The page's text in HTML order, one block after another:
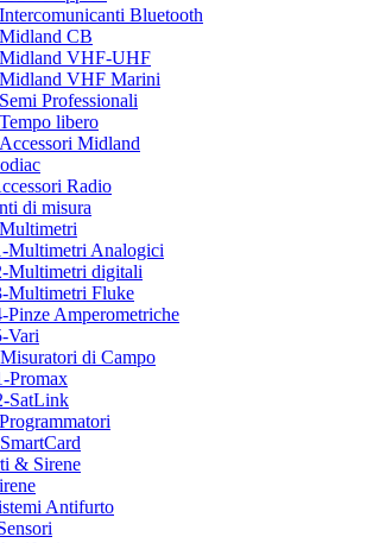
Bluetooth
CB
VHF-UHF
VHF Marini
Professionali
libero
Midland
Radio
di misura
Multimetri Analogici
Multimetri digitali
Multimetri Fluke
Pinze Amperometriche
Vari
di Campo
Promax
SatLink
& Sirene
Antifurto